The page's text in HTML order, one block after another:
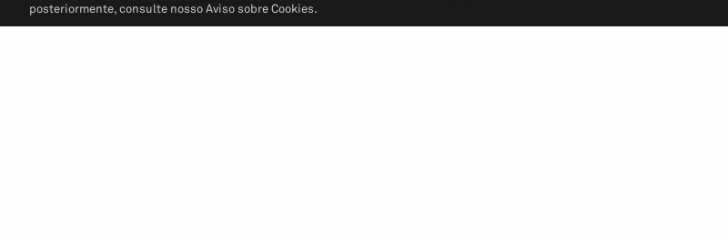
posteriormente, consulte nosso Aviso sobre Cookies.